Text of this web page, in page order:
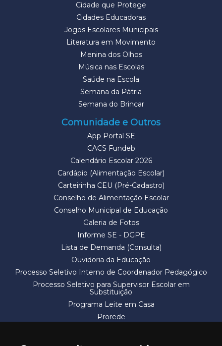
Cidade que Protege
Cidades Educadoras
Jogos Escolares Municipais
Literatura em Movimento
Menina dos Olhos
Música nas Escolas
Saúde na Escola
Semana da Pátria
Semana do Brincar
Comunidade e Outros
App Portal SE
CACS Fundeb
Calendário Escolar 2026
Cardápio (Alimentação Escolar)
Carteirinha CEU (Pré-Cadastro)
Conselho de Alimentação Escolar
Conselho Municipal de Educação
Galeria de Fotos
Informe SE - DGPE
Lista de Demanda (Consulta)
Ouvidoria da Educação
Processo Seletivo Interno de Coordenador Pedagógico
Processo Seletivo para Supervisor Escolar em
Substituição
Programa Leite em Casa
Prorede